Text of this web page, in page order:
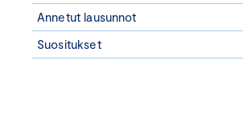
Annetut lausunnot
Suositukset